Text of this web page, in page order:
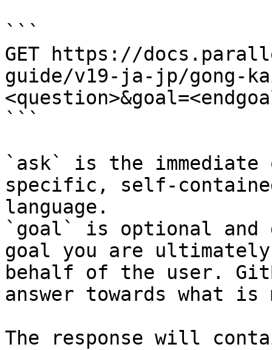
```
GET https://
guide/v19-ja-jp/gong-
```
`ask` is the
specific, self-
language.
`goal` is optional and
goal you are
behalf of the user.
answer towards what
The response will